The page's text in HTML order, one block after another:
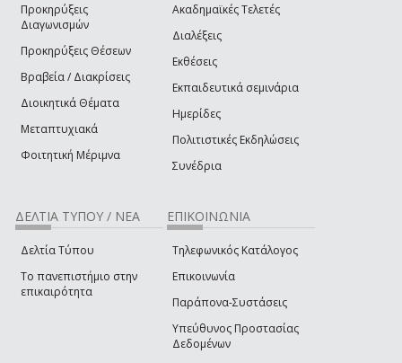
Προκηρύξεις
Διαγωνισμών
Προκηρύξεις Θέσεων
Βραβεία / Διακρίσεις
Διοικητικά Θέματα
Μεταπτυχιακά
Φοιτητική Μέριμνα
Ακαδημαϊκές Τελετές
Διαλέξεις
Εκθέσεις
Εκπαιδευτικά σεμινάρια
Ημερίδες
Πολιτιστικές Εκδηλώσεις
Συνέδρια
ΔΕΛΤΙΑ ΤΥΠΟΥ / ΝΕΑ
Δελτία Τύπου
Το πανεπιστήμιο στην
επικαιρότητα
ΕΠΙΚΟΙΝΩΝΙΑ
Τηλεφωνικός Κατάλογος
Επικοινωνία
Παράπονα-Συστάσεις
Υπεύθυνος Προστασίας
Δεδομένων